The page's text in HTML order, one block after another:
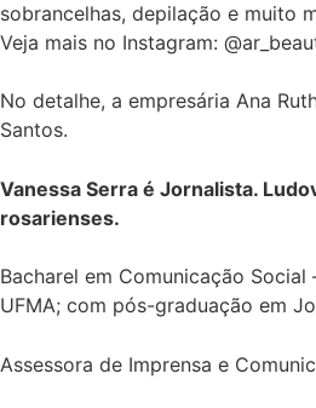
sobrancelhas, depilação e muito
Veja mais no Instagram:
No detalhe, a empresária Ana
Santos.
Vanessa Serra é Jornalista.
rosarienses.
Bacharel em Comunicação
UFMA; com pós-graduação em
Assessora de Imprensa e